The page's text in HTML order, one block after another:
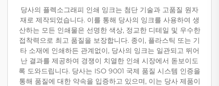
당사의 플렉소그래피 인쇄 잉크는 첨단 기술과 고품질 원자
재로 제작되었습니다. 이를 통해 당사의 잉크를 사용하여 생
산하는 모든 인쇄물은 선명한 색상, 정교한 디테일 및 우수한
접착력으로 최고 품질을 보장합니다. 종이, 플라스틱 또는 기
타 소재에 인쇄하든 관계없이, 당사의 잉크는 일관되고 뛰어
난 결과를 제공하여 경쟁이 치열한 인쇄 시장에서 돋보이도
록 도와드립니다. 당사는 ISO 9001 국제 품질 시스템 인증을
통해 품질에 대한 약속을 입증하고 있으며, 이는 당사 제품이